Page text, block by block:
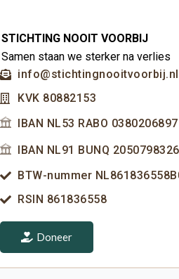
STICHTING NOOIT VOORBIJ
Samen staan we sterker na verlies
info@stichtingnooitvoorbij.nl
KVK 80882153
IBAN NL53 RABO 0380206897
IBAN NL91 BUNQ 2050798326
BTW-nummer
RSIN 861836558
Doneer